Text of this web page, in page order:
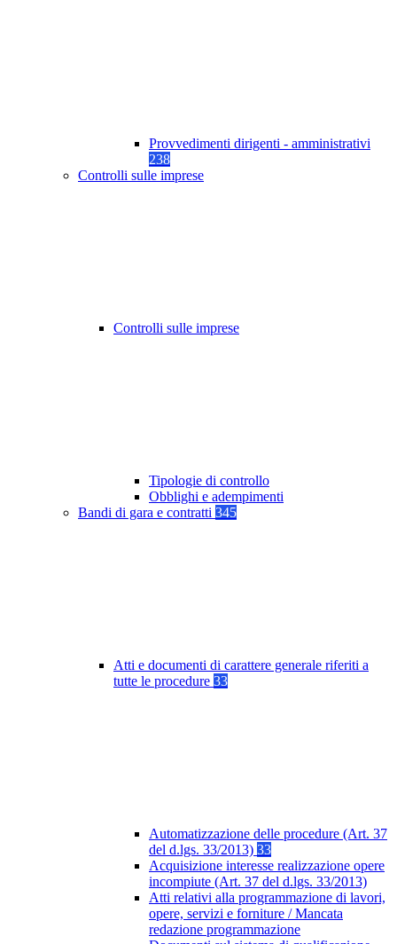
Provvedimenti dirigenti - amministrativi
238
Controlli sulle imprese
Controlli sulle imprese
Tipologie di controllo
Obblighi e adempimenti
Bandi di gara e contratti 345
Atti e documenti di carattere generale riferiti a
tutte le procedure 33
Automatizzazione delle procedure (Art. 37
del d.lgs. 33/2013) 33
Acquisizione interesse realizzazione opere
incompiute (Art. 37 del d.lgs. 33/2013)
Atti relativi alla programmazione di lavori,
opere, servizi e forniture / Mancata
redazione programmazione